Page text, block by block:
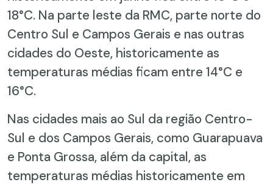
18°C. Na parte leste da RMC, parte norte do
Centro Sul e Campos Gerais e nas outras
cidades do Oeste, historicamente as
temperaturas médias ficam entre 14°C e
16°C.
Nas cidades mais ao Sul da região Centro-
Sul e dos Campos Gerais, como Guarapuava
e Ponta Grossa, além da capital, as
temperaturas médias historicamente em